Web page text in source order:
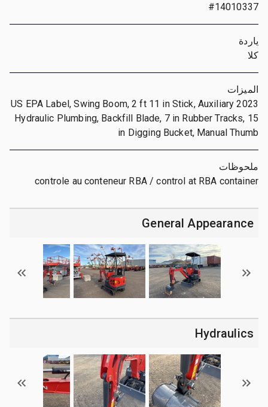
#14010337
ياردة
كلا
الميزات
2023 US EPA Label, Swing Boom, 2 ft 11 in Stick, Auxiliary
Hydraulic Plumbing, Backfill Blade, 7 in Rubber Tracks, 15
in Digging Bucket, Manual Thumb
ملحوظات
controle au conteneur RBA / control at RBA container
General Appearance
Hydraulics